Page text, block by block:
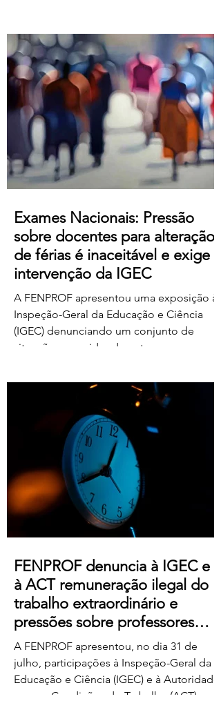
50 € para os restantes; Aumento do
subsídio de refeição para os 5,50€;
Crédito de horas sindicais para
delegadas/os alargado para as 8 horas
mensais. Este acordo produz efeitos
retroativos a janeiro de 2026, embora ai
Exames Nacionais: Pressão
sobre docentes para alteração
de férias é inaceitável e exige
intervenção da IGEC
A FENPROF apresentou uma exposição à
Inspeção-Geral da Educação e Ciência
(IGEC) denunciando um conjunto de
situações ocorridas durante o processo
exames nacionais de 2026, com particular
destaque para as pressões exercidas
sobre docentes classificadores para
alterarem ou prescindirem de períodos
de férias previamente aprovados.
Segundo os relatos recebidos, diversos
professores foram instados por direções
de agrupamentos e escolas a desloc
FENPROF denuncia à IGEC e
à ACT remuneração ilegal do
trabalho extraordinário e
pressões sobre professores
classificadores
A FENPROF apresentou, no dia 31 de
julho, participações à Inspeção-Geral da
Educação e Ciência (IGEC) e à Autoridade
para as Condições do Trabalho (ACT),